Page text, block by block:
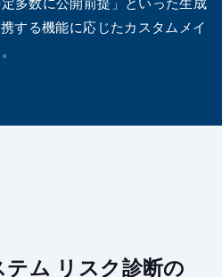
する機能に応じたカスタムメイ
ム リスク診断の